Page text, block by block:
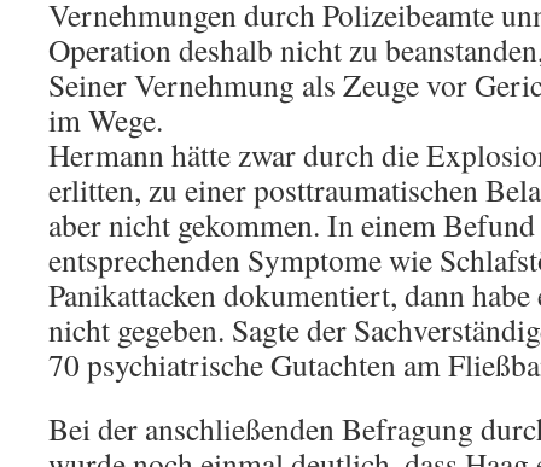
Vernehmungen durch Polizeibeamte
Operation deshalb nicht zu
Seiner Vernehmung als Zeuge vor
im Wege.
Hermann hätte zwar durch die
erlitten, zu einer posttraumatischen
aber nicht gekommen. In einem
entsprechenden Symptome wie
Panikattacken dokumentiert, dann
nicht gegeben. Sagte der
70 psychiatrische Gutachten am
Bei der anschließenden Befragung